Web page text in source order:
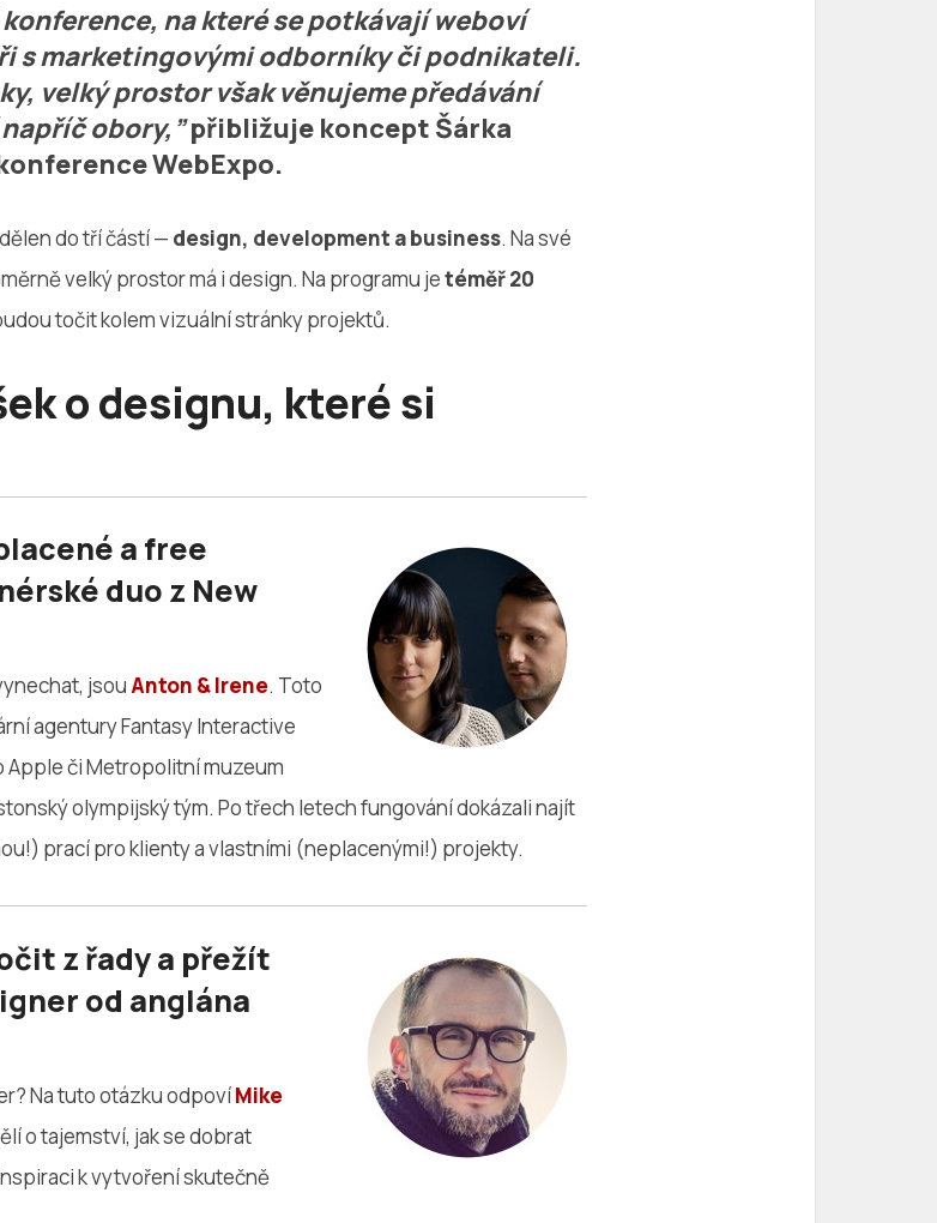
konference, na které se potkávají weboví
s marketingovými odborníky či podnikateli.
velký prostor však věnujeme předávání
obory,”přibližuje koncept Šárka
WebExpo.
do tří částí — design, development a business. Na své
velký prostor má i design. Na programu jetéměř 20
točit kolem vizuální stránky projektů.
o designu, které si
a free
duo z New
jsouAnton & Irene. Toto
agentury Fantasy Interactive
Apple či Metropolitní muzeum
olympijský tým. Po třech letech fungování dokázali najít
prací pro klienty a vlastními (neplacenými!) projekty.
z řady a přežít
od anglána
Na tuto otázku odpovíMike
o tajemství, jak se dobrat
k vytvoření skutečně